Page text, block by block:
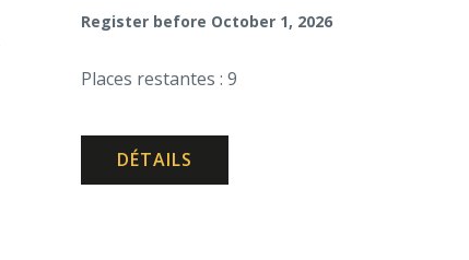
Register before October 1, 2026
Places restantes : 9
DÉTAILS